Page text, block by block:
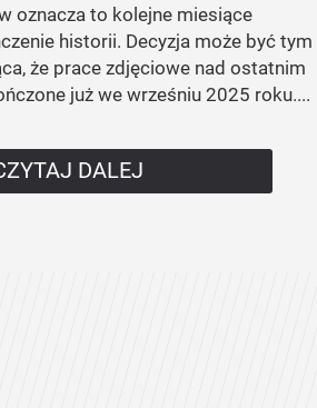
oznacza to kolejne miesiące
historii. Decyzja może być tym
że prace zdjęciowe nad ostatnim
już we wrześniu 2025 roku....
DALEJ